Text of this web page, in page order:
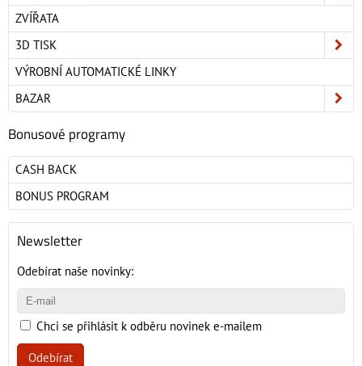
ZVÍŘATA
3D TISK
VÝROBNÍ AUTOMATICKÉ LINKY
BAZAR
Bonusové programy
CASH BACK
BONUS PROGRAM
Newsletter
Odebírat naše novinky:
Chci se přihlásit k odběru novinek e-mailem
Odebírat